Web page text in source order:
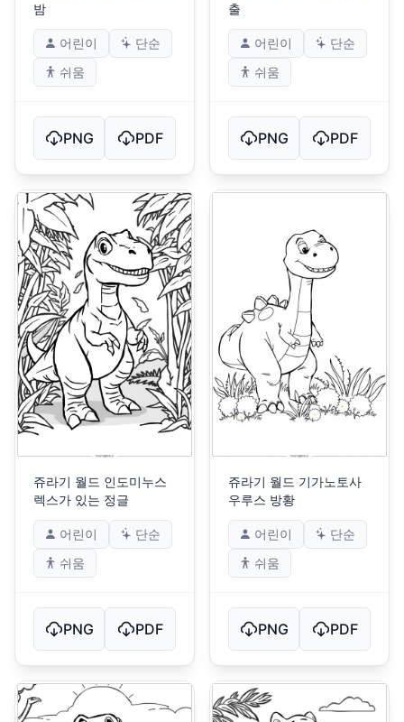
밤
어린이
단순
쉬움
PNG PDF
출
어린이
단순
쉬움
PNG PDF
쥬라기 월드 인도미누스
렉스가 있는 정글
어린이
단순
쉬움
PNG PDF
쥬라기 월드 기가노토사
우루스 방황
어린이
단순
쉬움
PNG PDF